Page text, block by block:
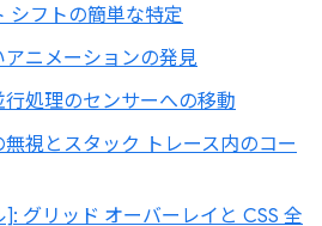
シフトの簡単な特定
ニメーションの発見
処理のセンサーへの移動
視とスタック トレース内のコー
グリッド オーバーレイと CSS 全